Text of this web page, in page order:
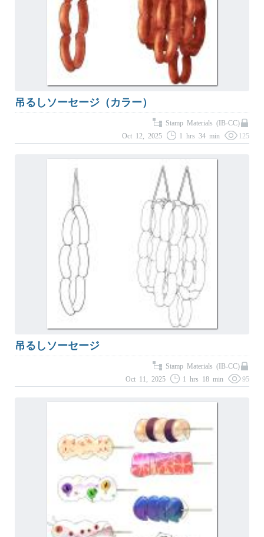
吊るしソーセージ（カラー）
Stamp Materials (IB-CC)
Oct 12, 2025
1 hrs 34 min 125
吊るしソーセージ
Stamp Materials (IB-CC)
Oct 11, 2025
1 hrs 18 min 95